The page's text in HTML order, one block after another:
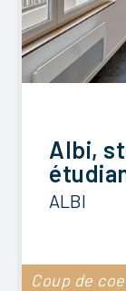
Albi,
ALBI
Coup de